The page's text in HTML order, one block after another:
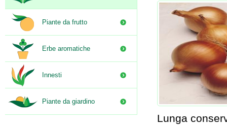
Lunga
Piante da frutto
Erbe aromatiche
Innesti
Piante da giardino